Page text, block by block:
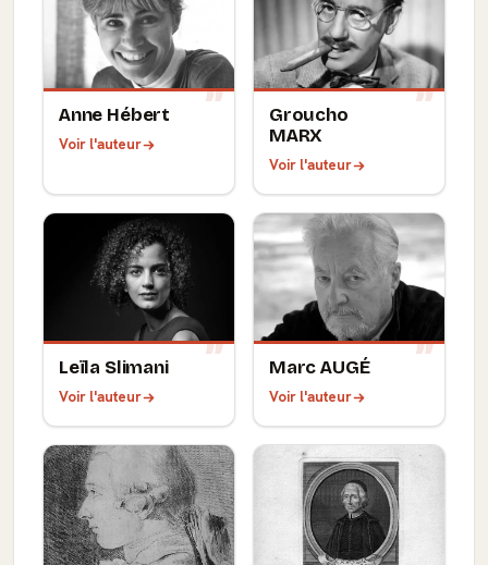
Anne Hébert
Voir l'auteur
Groucho
MARX
Voir l'auteur
Leïla Slimani
Voir l'auteur
Marc AUGÉ
Voir l'auteur